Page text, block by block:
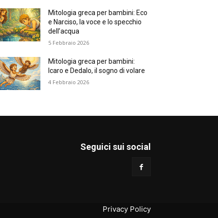
Mitologia greca per bambini: Eco
e Narciso, la voce e lo specchio
dell’acqua
5 Febbraio 2026
Mitologia greca per bambini:
Icaro e Dedalo, il sogno di volare
4 Febbraio 2026
Seguici sui social
Privacy Policy